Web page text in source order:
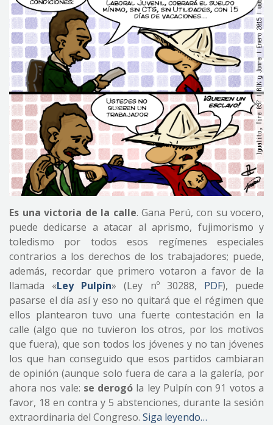
Es una victoria de la calle. Gana Perú, con su vocero,
puede dedicarse a atacar al aprismo, fujimorismo y
toledismo por todos esos regímenes especiales
contrarios a los derechos de los trabajadores; puede,
además, recordar que primero votaron a favor de la
llamada «Ley Pulpín» (Ley nº 30288, PDF), puede
pasarse el día así y eso no quitará que el régimen que
ellos plantearon tuvo una fuerte contestación en la
calle (algo que no tuvieron los otros, por los motivos
que fuera), que son todos los jóvenes y no tan jóvenes
los que han conseguido que esos partidos cambiaran
de opinión (aunque solo fuera de cara a la galería, por
ahora nos vale: se derogó la ley Pulpín con 91 votos a
favor, 18 en contra y 5 abstenciones, durante la sesión
extraordinaria del Congreso. Siga leyendo…